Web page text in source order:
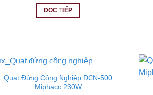
ĐỌC TIẾP
Quạt Đứng Công Nghiệp DCN-500
Miphaco 230W